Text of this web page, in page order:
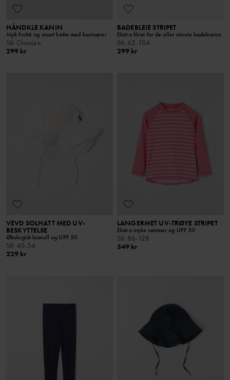
HÅNDKLE KANIN
Myk frotté og smart hette med kaninører
Stl: Onesize
299 kr
BADEBLEIE STRIPET
Ekstra fôret for de aller minste badebarna
Stl: 62-104
299 kr
VEVD SOLHATT MED UV-
BESKYTTELSE
Økologisk bomull og UPF 50
Stl: 40-54
229 kr
LANGERMET UV-TRØYE STRIPET
Ekstra myke sømmer og UPF 50
Stl: 86-128
349 kr